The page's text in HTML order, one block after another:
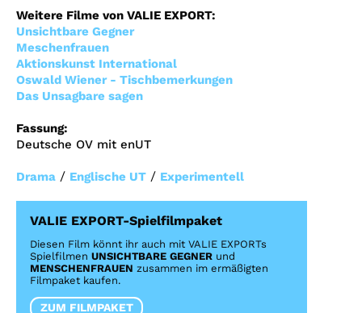
Weitere Filme von VALIE EXPORT:
Unsichtbare Gegner
Meschenfrauen
Aktionskunst International
Oswald Wiener - Tischbemerkungen
Das Unsagbare sagen
Fassung:
Deutsche OV mit enUT
Drama / Englische UT / Experimentell
VALIE EXPORT-Spielfilmpaket
Diesen Film könnt ihr auch mit VALIE EXPORTs
Spielfilmen UNSICHTBARE GEGNER und
MENSCHENFRAUEN zusammen im ermäßigten
Filmpaket kaufen.
ZUM FILMPAKET